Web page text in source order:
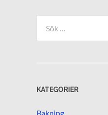
efter:
KATEGORIER
Bakning